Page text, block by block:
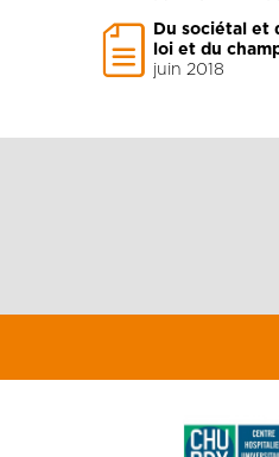
Du sociétal et
loi et du
juin 2018